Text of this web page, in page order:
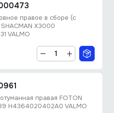
правое в сборе (с
X3000
VALMO
правая FOTON
H4364020402A0 VALMO